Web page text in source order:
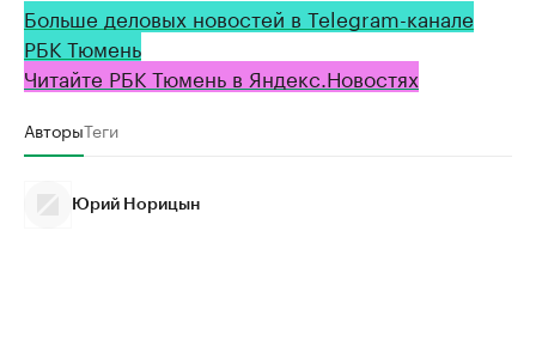
Больше деловых новостей в Telegram-канале
РБК Тюмень
Читайте РБК Тюмень в Яндекс.Новостях
АвторыТеги
Юрий Норицын